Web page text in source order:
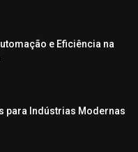
e Eficiência na
para Indústrias Modernas